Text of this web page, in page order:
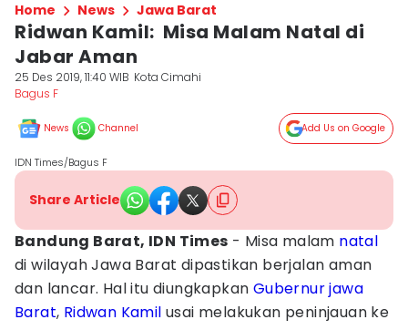
Home News Jawa Barat
Ridwan Kamil: Misa Malam Natal di
Jabar Aman
25 Des 2019, 11:40 WIB Kota Cimahi
Bagus F
News Channel Add Us on Google
IDN Times/Bagus F
Share Article
Bandung Barat, IDN Times - Misa malam natal
di wilayah Jawa Barat dipastikan berjalan aman
dan lancar. Hal itu diungkapkan Gubernur jawa
Barat, Ridwan Kamil usai melakukan peninjauan ke